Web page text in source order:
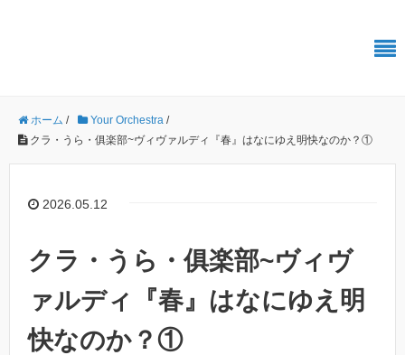
ホーム / Your Orchestra /
クラ・うら・俱楽部~ヴィヴァルディ『春』はなにゆえ明快なのか？①
2026.05.12
クラ・うら・俱楽部~ヴィヴ
ァルディ『春』はなにゆえ明
快なのか？①